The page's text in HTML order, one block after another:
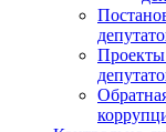
Проекты